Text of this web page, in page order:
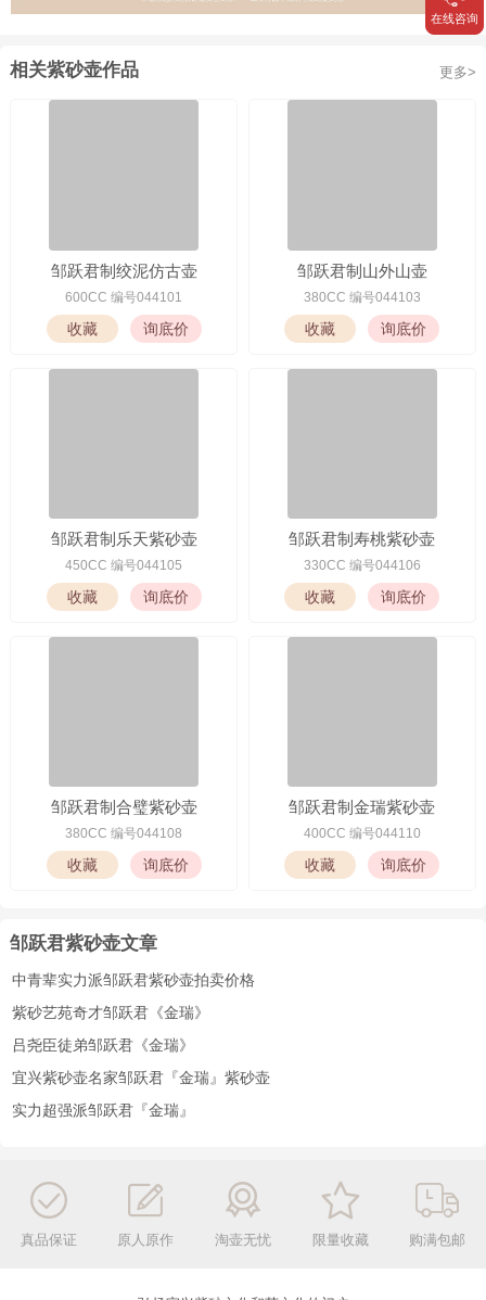
相关紫砂壶作品 更多>
邹跃君制绞泥仿古壶
600CC 编号044101
邹跃君制山外山壶
380CC 编号044103
邹跃君制乐天紫砂壶
450CC 编号044105
邹跃君制寿桃紫砂壶
330CC 编号044106
邹跃君制合璧紫砂壶
380CC 编号044108
邹跃君制金瑞紫砂壶
400CC 编号044110
邹跃君紫砂壶文章
中青辈实力派邹跃君紫砂壶拍卖价格
紫砂艺苑奇才邹跃君《金瑞》
吕尧臣徒弟邹跃君《金瑞》
宜兴紫砂壶名家邹跃君『金瑞』紫砂壶
实力超强派邹跃君『金瑞』
真品保证 原人原作 淘壶无忧 限量收藏 购满包邮
在线咨询